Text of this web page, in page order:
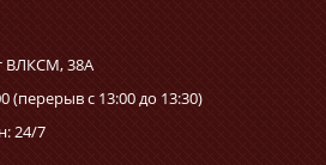
ВЛКСМ, 38А
(перерыв с 13:00 до 13:30)
24/7